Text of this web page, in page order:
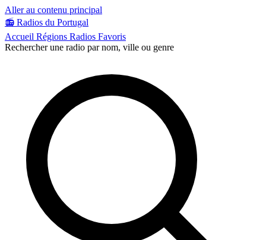
Aller au contenu principal
📻 Radios du Portugal
Accueil Régions Radios Favoris
Rechercher une radio par nom, ville ou genre